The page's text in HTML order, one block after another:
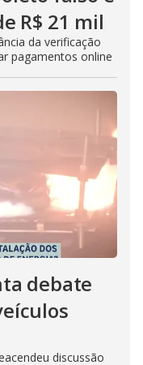
R$ 21 mil
da verificação
pagamentos online
debate
discussão